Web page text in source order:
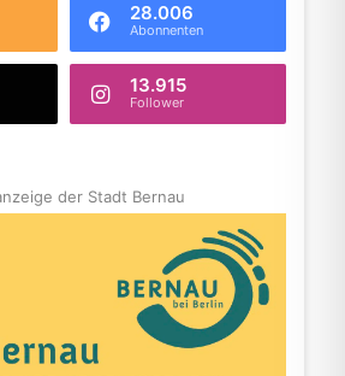
28.006
Abonnenten
13.915
Follower
der Stadt Bernau